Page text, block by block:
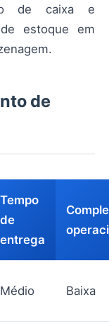
de caixa e
estoque em
de
Tempo
de
entrega
Médio Baixa